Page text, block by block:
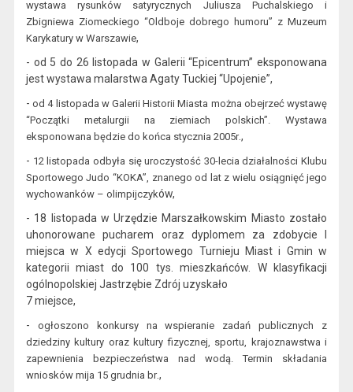
wystawa rysunków satyrycznych Juliusza Puchalskiego i
Zbigniewa Ziomeckiego “Oldboje dobrego humoru” z Muzeum
Karykatury w Warszawie,
- od 5 do 26 listopada w Galerii “Epicentrum” eksponowana
jest wystawa malarstwa Agaty Tuckiej “Upojenie”,
-od 4 listopada w Galerii Historii Miasta można obejrzeć wystawę
“Początki metalurgii na ziemiach polskich”. Wystawa
eksponowana będzie do końca stycznia 2005r.,
- 12 listopada odbyła się uroczystość 30-lecia działalności Klubu
Sportowego Judo “KOKA”, znanego od lat z wielu osiągnięć jego
wychowanków – olimpijczyków,
- 18 listopada wUrzędzie Marszałkowskim Miasto zostało
uhonorowane pucharem oraz dyplomem za zdobycie I
miejsca w X edycji Sportowego Turnieju Miast i Gmin w
kategorii miast do 100 tys. mieszkańców. W klasyfikacji
ogólnopolskiej Jastrzębie Zdrój uzyskało
7 miejsce,
- ogłoszono
konkursy na wspieranie zadań publicznych z
dziedziny kultury oraz kultury fizycznej, sportu, krajoznawstwa i
zapewnienia bezpieczeństwa nad wodą. Termin składania
wniosków mija 15 grudnia br.,